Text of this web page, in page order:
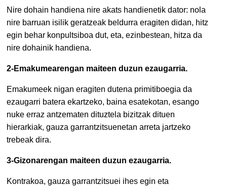
Nire dohain handiena nire akats handienetik dator: nola
nire barruan isilik geratzeak beldurra eragiten didan, hitz
egin behar konpultsiboa dut, eta, ezinbestean, hitza da
nire dohainik handiena.
2-Emakumearengan maiteen duzun ezaugarria.
Emakumeek nigan eragiten dutena primitiboegia da
ezaugarri batera ekartzeko, baina esatekotan, esango
nuke erraz antzematen dituztela bizitzak dituen
hierarkiak, gauza garrantzitsuenetan arreta jartzeko
trebeak dira.
3-Gizonarengan maiteen duzun ezaugarria.
Kontrakoa, gauza garrantzitsuei ihes egin eta